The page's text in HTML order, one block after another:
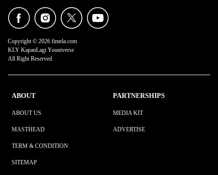
Copyright © 2026 fimela.com
KLY KapanLagi Youniverse
All Right Reserved
ABOUT
ABOUT US
MASTHEAD
TERM & CONDITION
SITEMAP
PARTNERSHIPS
MEDIA KIT
ADVERTISE